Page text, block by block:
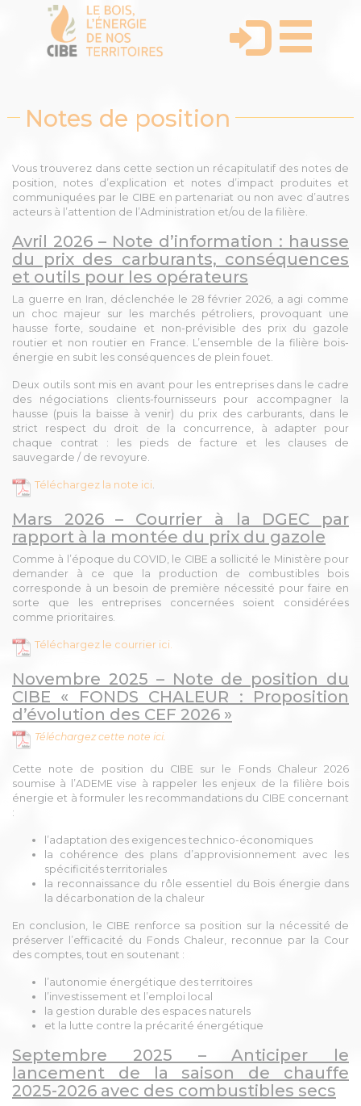
Notes de position
Vous trouverez dans cette section un récapitulatif des notes de
position, notes d’explication et notes d’impact produites et
communiquées par le CIBE en partenariat ou non avec d’autres
acteurs à l’attention de l’Administration et/ou de la filière.
Avril 2026 – Note d’information : hausse
du prix des carburants, conséquences
et outils pour les opérateurs
La guerre en Iran, déclenchée le 28 février 2026, a agi comme
un choc majeur sur les marchés pétroliers, provoquant une
hausse forte, soudaine et non-prévisible des prix du gazole
routier et non routier en France. L’ensemble de la filière bois-
énergie en subit les conséquences de plein fouet.
Deux outils sont mis en avant pour les entreprises dans le cadre
des négociations clients-fournisseurs pour accompagner la
hausse (puis la baisse à venir) du prix des carburants, dans le
strict respect du droit de la concurrence, à adapter pour
chaque contrat : les pieds de facture et les clauses de
sauvegarde / de revoyure.
Téléchargez la note ici.
Mars 2026 – Courrier à la DGEC par
rapport à la montée du prix du gazole
Comme à l’époque du COVID, le CIBE a sollicité le Ministère pour
demander à ce que la production de combustibles bois
corresponde à un besoin de première nécessité pour faire en
sorte que les entreprises concernées soient considérées
comme prioritaires.
Téléchargez le courrier ici.
Novembre 2025 – Note de position du
CIBE « FONDS CHALEUR : Proposition
d’évolution des CEF 2026 »
Téléchargez cette note ici.
Cette note de position du CIBE sur le Fonds Chaleur 2026
soumise à l’ADEME vise à rappeler les enjeux de la filière bois
énergie et à formuler les recommandations du CIBE concernant
:
l’adaptation des exigences technico-économiques
la cohérence des plans d’approvisionnement avec les
spécificités territoriales
la reconnaissance du rôle essentiel du Bois énergie dans
la décarbonation de la chaleur
En conclusion, le CIBE renforce sa position sur la nécessité de
préserver l’efficacité du Fonds Chaleur, reconnue par la Cour
des comptes, tout en soutenant :
l’autonomie énergétique des territoires
l’investissement et l’emploi local
la gestion durable des espaces naturels
et la lutte contre la précarité énergétique
Septembre 2025 – Anticiper le
lancement de la saison de chauffe
2025-2026 avec des combustibles secs